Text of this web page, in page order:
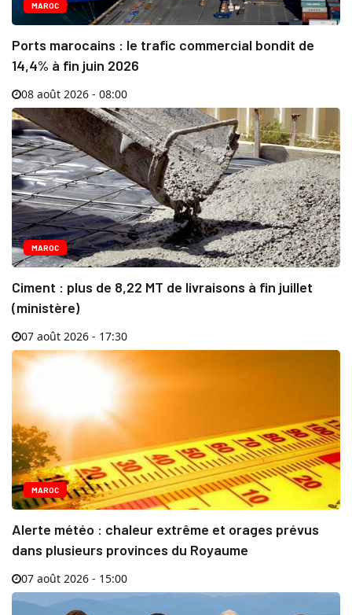
MAROC
Ports marocains : le trafic commercial bondit de
14,4% à fin juin 2026
08 août 2026 - 08:00
MAROC
Ciment : plus de 8,22 MT de livraisons à fin juillet
(ministère)
07 août 2026 - 17:30
MAROC
Alerte météo : chaleur extrême et orages prévus
dans plusieurs provinces du Royaume
07 août 2026 - 15:00